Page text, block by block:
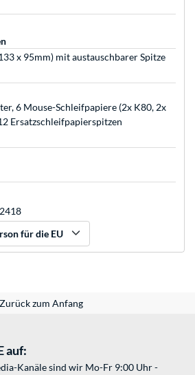
x 95mm) mit austauschbarer Spitze
6 Mouse-Schleifpapiere (2x K80, 2x
Ersatzschleifpapierspitzen
für die EU
Zurück zum Anfang
auf:
Kanäle sind wir Mo-Fr 9:00 Uhr -